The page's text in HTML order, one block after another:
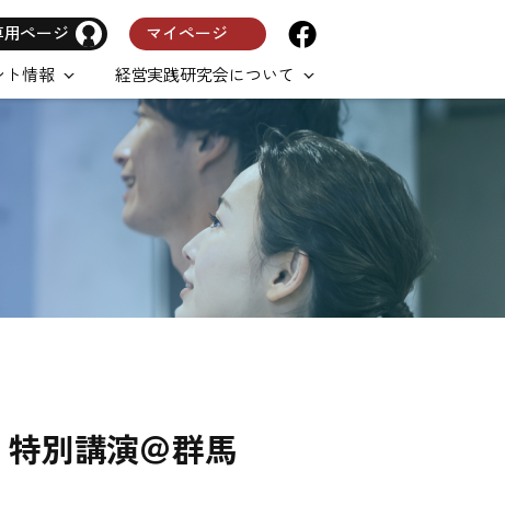
ページ
マイページ
ト情報 経営実践研究会について
特別講演＠群馬